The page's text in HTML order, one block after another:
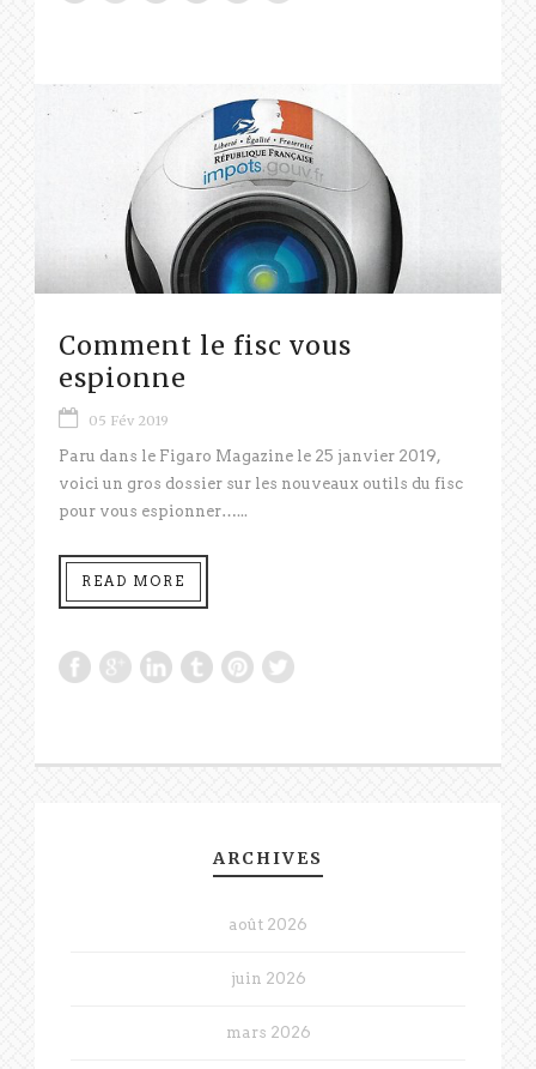
Comment le fisc vous
espionne
05 Fév 2019
Paru dans le Figaro Magazine le 25 janvier 2019,
voici un gros dossier sur les nouveaux outils du fisc
pour vous espionner…...
READ MORE
ARCHIVES
août 2026
juin 2026
mars 2026